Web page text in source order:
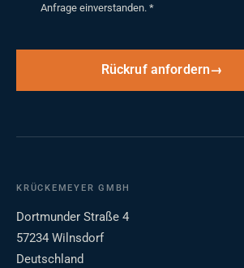
Anfrage einverstanden. *
Rückruf anfordern
KRÜCKEMEYER GMBH
Dortmunder Straße 4
57234 Wilnsdorf
Deutschland